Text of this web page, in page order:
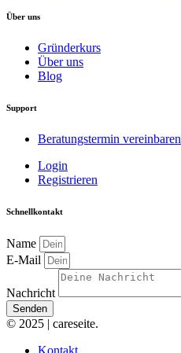
Über uns
Gründerkurs
Über uns
Blog
Support
Beratungstermin vereinbaren
Login
Registrieren
Schnellkontakt
Name
E-Mail
Nachricht
Senden
© 2025 | careseite.
Kontakt